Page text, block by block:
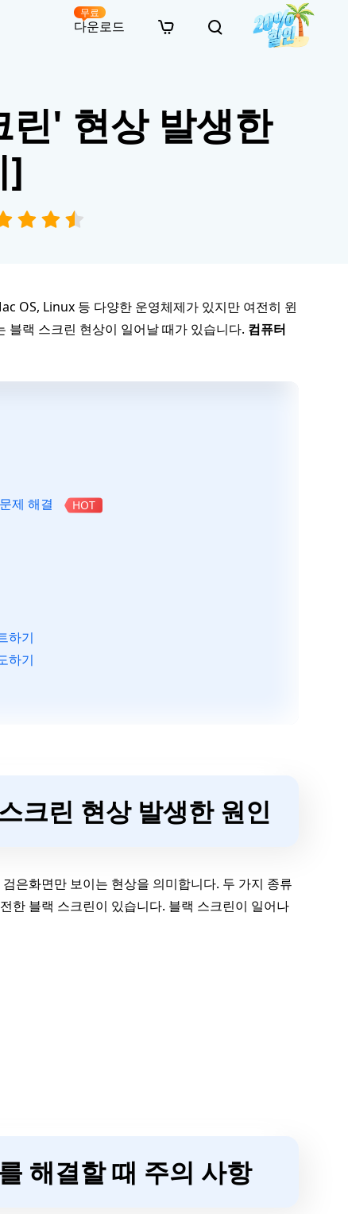
· SD 카드 복구
· 외장하드 복구
· USB 복구
· 파티션 복구
· 한글 파일 복구
· 오피스 파일 복구
인 동영상 복구
인 사진 복구
인 오디오 복구
· AI 3D 액션 피규어 프롬프트
· 시네마틱 AI 이미지 프롬프트
· 애니메이션 실사 변환 프롬프트
윈도우 11 우회 설치
· 중복 파일 찾기 (Win)
하드 디스크 복사
· 중복 파일 찾기 (Mac)
· C 드라이브 확장
· 디스크 공간 확보 (Win)
MBR GPT 변환
다운로드
무료
린' 현상 발생한
]
OS, Linux 등 다양한 운영체제가 있지만 여전히 윈
블랙 스크린 현상이 일어날 때가 있습니다. 컴퓨터
제 해결
HOT
하기
하기
크린 현상 발생한 원인
은화면만 보이는 현상을 의미합니다. 두 가지 종류
한 블랙 스크린이 있습니다. 블랙 스크린이 일어나
해결할 때 주의 사항